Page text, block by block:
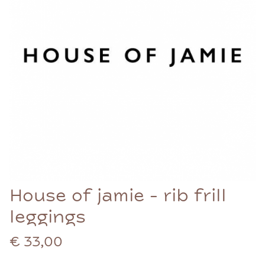
House of jamie - rib frill
leggings
€ 33,00